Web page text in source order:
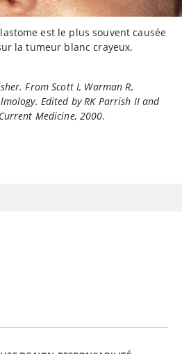
est le plus souvent causée
la tumeur blanc crayeux.
From Scott I, Warman R,
. Edited by RK Parrish II and
Medicine, 2000.